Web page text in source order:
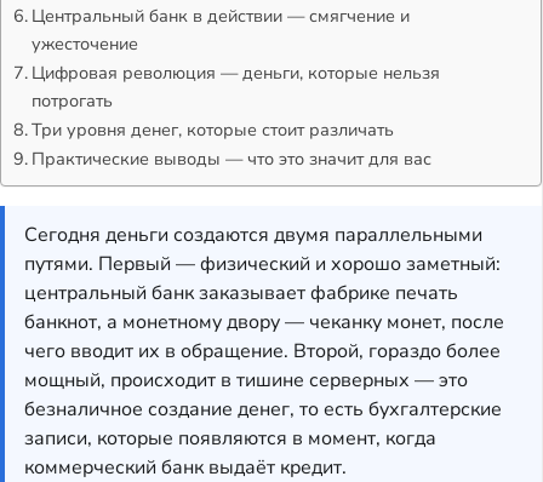
Центральный банк в действии — смягчение и
ужесточение
Цифровая революция — деньги, которые нельзя
потрогать
Три уровня денег, которые стоит различать
Практические выводы — что это значит для вас
Сегодня деньги создаются двумя параллельными
путями. Первый — физический и хорошо заметный:
центральный банк заказывает фабрике печать
банкнот, а монетному двору — чеканку монет, после
чего вводит их в обращение. Второй, гораздо более
мощный, происходит в тишине серверных — это
безналичное создание денег, то есть бухгалтерские
записи, которые появляются в момент, когда
коммерческий банк выдаёт кредит.